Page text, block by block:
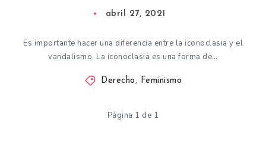
abril 27, 2021
Es importante hacer una diferencia entre la iconoclasia y el
vandalismo. La iconoclasia es una forma de…
Derecho, Feminismo
Página 1 de 1